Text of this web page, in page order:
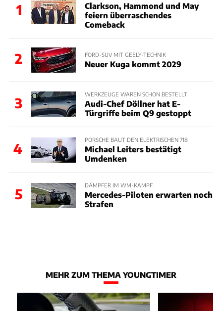
1
Clarkson, Hammond und May
feiern überraschendes
Comeback
2 FORD-SUV MIT GEELY-TECHNIK
Neuer Kuga kommt 2029
3
WERKZEUGE WAREN SCHON BESTELLT
Audi-Chef Döllner hat E-
Türgriffe beim Q9 gestoppt
4
PORSCHE BAUT DEN ELEKTRISCHEN 718
Michael Leiters bestätigt
Umdenken
5
DÄMPFER IM WM-KAMPF
Mercedes-Piloten erwarten noch
Strafen
MEHR ZUM THEMA YOUNGTIMER